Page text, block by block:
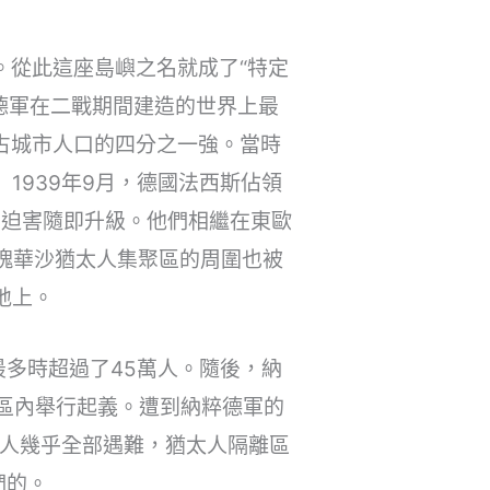
此這座島嶼之名就成了“特定
在二戰期間建造的世界上最
市人口的四分之一強。當時
1939年9月，德國法西斯佔領
害隨即升級。他們相繼在東歐
華沙猶太人集聚區的周圍也被
上。
時超過了45萬人。隨後，納
內舉行起義。遭到納粹德軍的
幾乎全部遇難，猶太人隔離區
。